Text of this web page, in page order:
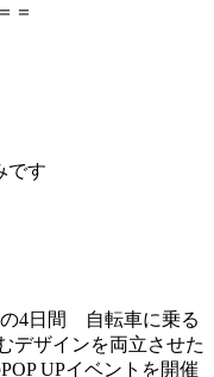
＝
です
の4日間 自転車に乗る
デザインを両立させた
UPイベントを開催